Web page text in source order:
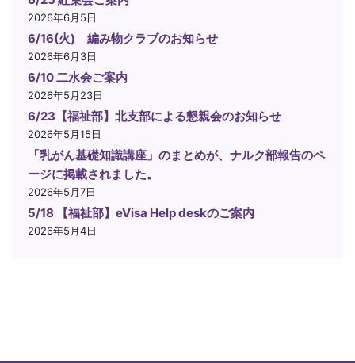
2026年6月5日
6/16(火) 編み物クラブのお知らせ
2026年6月3日
6/10 二水会ご案内
2026年5月23日
6/23【福祉部】北支部による懇親会のお知らせ
2026年5月15日
「乳がん基礎知識講座」のまとめが、ナルク部報告のペ
ージに掲載されました。
2026年5月7日
5/18 【福祉部】eVisa Help deskのご案内
2026年5月4日